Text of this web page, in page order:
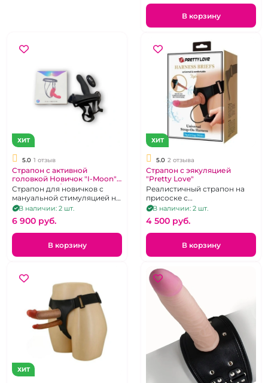
В корзину
ХИТ
5.0 1 отзыв
Страпон с активной
головкой Новичок "I-Moon"
черный на д/у
Страпон для новичков с
мануальной стимуляцией на
магнитной зарядке.
В наличии: 2 шт.
6 900 pуб.
В корзину
ХИТ
5.0 2 отзыва
Страпон с эякуляцией
"Pretty Love"
Реалистичный страпон на
присоске с
семяизвержением в
комплекте с трусиками.
В наличии: 2 шт.
4 500 pуб.
В корзину
ХИТ